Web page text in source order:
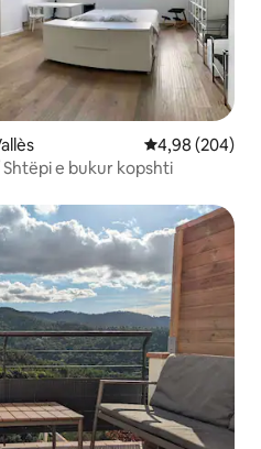
Vlerësimi
4,98 (204)
e bukur kopshti